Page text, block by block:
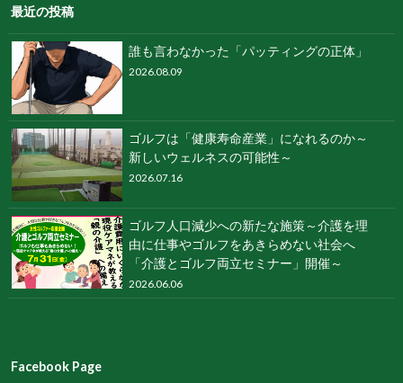
最近の投稿
誰も⾔わなかった「パッティングの正体」
2026.08.09
ゴルフは「健康寿命産業」になれるのか～
新しいウェルネスの可能性～
2026.07.16
ゴルフ人口減少への新たな施策～介護を理
由に仕事やゴルフをあきらめない社会へ
「介護とゴルフ両立セミナー」開催～
2026.06.06
Facebook Page